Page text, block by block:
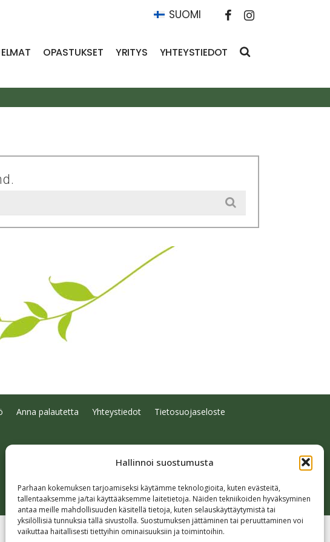
Hallinnoi suostumusta
Parhaan kokemuksen tarjoamiseksi käytämme teknologioita, kuten evästeitä,
tallentaaksemme ja/tai käyttääksemme laitetietoja. Näiden tekniikoiden hyväksyminen
antaa meille mahdollisuuden käsitellä tietoja, kuten selauskäyttäytymistä tai
yksilöllisiä tunnuksia tällä sivustolla. Suostumuksen jättäminen tai peruuttaminen voi
vaikuttaa haitallisesti tiettyihin ominaisuuksiin ja toimintoihin.
SUOMI
OPASTUKSET YRITYS YHTEYSTIEDOT
Anna palautetta Yhteystiedot Tietosuojaseloste